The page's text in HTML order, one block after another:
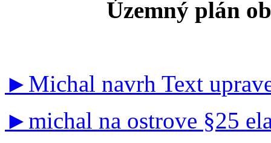
Územný plán
►Michal navrh Text
►michal na ostrove §25